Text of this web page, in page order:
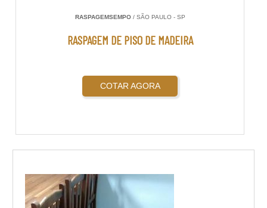
RASPAGEMSEMPO/ SÃO PAULO - SP
RASPAGEM DE PISO DE MADEIRA
COTAR AGORA